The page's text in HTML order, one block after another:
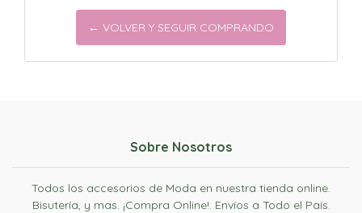
← VOLVER Y SEGUIR COMPRANDO
Sobre Nosotros
Todos los accesorios de Moda en nuestra tienda online.
Bisutería, y mas. ¡Compra Online!. Envíos a Todo el País.